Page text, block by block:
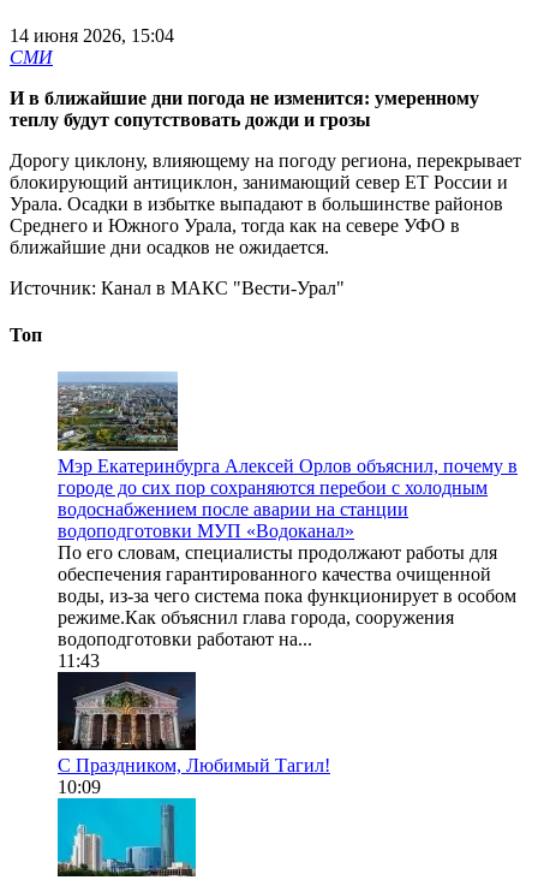
14 июня 2026, 15:04
СМИ
И в ближайшие дни погода не изменится: умеренному
теплу будут сопутствовать дожди и грозы
Дорогу циклону, влияющему на погоду региона, перекрывает
блокирующий антициклон, занимающий север ЕТ России и
Урала. Осадки в избытке выпадают в большинстве районов
Среднего и Южного Урала, тогда как на севере УФО в
ближайшие дни осадков не ожидается.
Источник: Канал в МАКС "Вести-Урал"
Топ
Мэр Екатеринбурга Алексей Орлов объяснил, почему в
городе до сих пор сохраняются перебои с холодным
водоснабжением после аварии на станции
водоподготовки МУП «Водоканал»
По его словам, специалисты продолжают работы для
обеспечения гарантированного качества очищенной
воды, из-за чего система пока функционирует в особом
режиме.Как объяснил глава города, сооружения
водоподготовки работают на...
11:43
С Праздником, Любимый Тагил!
10:09